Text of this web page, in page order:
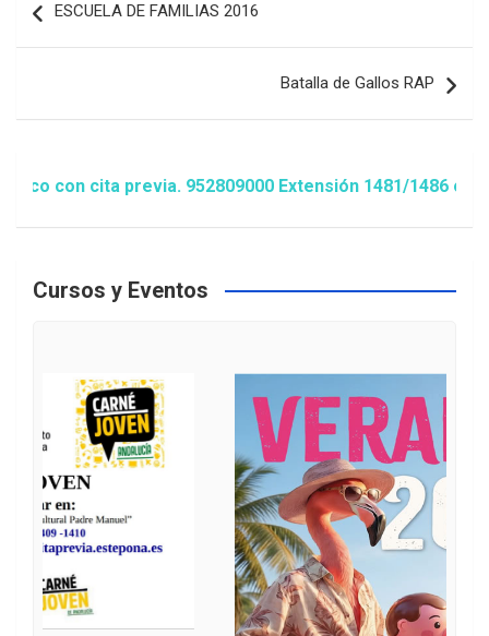
de
ESCUELA DE FAMILIAS 2016
Batalla de Gallos RAP
cita previa. 952809000 Extensión 1481/1486 ó
Cursos y Eventos